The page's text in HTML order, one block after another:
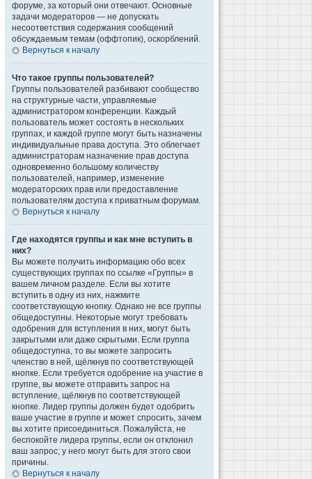
форуме, за который они отвечают. Основные
задачи модераторов — не допускать
несоответствия содержания сообщений
обсуждаемым темам (оффтопик), оскорблений.
Вернуться к началу
Что такое группы пользователей?
Группы пользователей разбивают сообщество
на структурные части, управляемые
администратором конференции. Каждый
пользователь может состоять в нескольких
группах, и каждой группе могут быть назначены
индивидуальные права доступа. Это облегчает
администраторам назначение прав доступа
одновременно большому количеству
пользователей, например, изменение
модераторских прав или предоставление
пользователям доступа к приватным форумам.
Вернуться к началу
Где находятся группы и как мне вступить в
них?
Вы можете получить информацию обо всех
существующих группах по ссылке «Группы» в
вашем личном разделе. Если вы хотите
вступить в одну из них, нажмите
соответствующую кнопку. Однако не все группы
общедоступны. Некоторые могут требовать
одобрения для вступления в них, могут быть
закрытыми или даже скрытыми. Если группа
общедоступна, то вы можете запросить
членство в ней, щёлкнув по соответствующей
кнопке. Если требуется одобрение на участие в
группе, вы можете отправить запрос на
вступление, щёлкнув по соответствующей
кнопке. Лидер группы должен будет одобрить
ваше участие в группе и может спросить, зачем
вы хотите присоединиться. Пожалуйста, не
беспокойте лидера группы, если он отклонил
ваш запрос; у него могут быть для этого свои
причины.
Вернуться к началу